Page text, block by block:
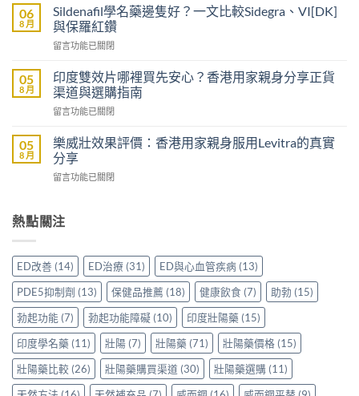
以
買
到
威
鋼
嗎？
港
士
購
買
讀
的
意
事
項〉
中
威
大
樂
威
評
價：
雙
效
勃
加
時
香
家
真
實
使
用
心
得〉
中
06
8 月
Sildenafil學名藥邊隻好？一文比較Sidegra、VI[DK]
與保羅紅鑽
在
學
名
藥
邊
好？
一
文
比
VI[DK]
羅
紅
鑽〉
中
留言功能已關閉
05
8 月
印度雙效片哪裡買先安心？香港用家親身分享正貨
渠道與選購指南
在
度
雙
效
片
買
心？
香
港
用
家
親
身
分
享
正
留言功能已關閉
05
8 月
樂威壯效果評價：香港用家親身服用Levitra的真實
分享
在
壯
效
評
價：
香
港
用
家
親
身
服
用
留言功能已關閉
熱點關注
ED改善 (14) ED治療 (31) ED與心血管疾病 (13)
PDE5抑制劑 (13) 保健品推薦 (18) 健康飲食 (7) 助勃 (15)
勃起功能 (7) 勃起功能障礙 (10) 印度壯陽藥 (15)
印度學名藥 (11) 壯陽 (7) 壯陽藥 (71) 壯陽藥價格 (15)
壯陽藥比較 (26) 壯陽藥購買渠道 (30) 壯陽藥選購 (11)